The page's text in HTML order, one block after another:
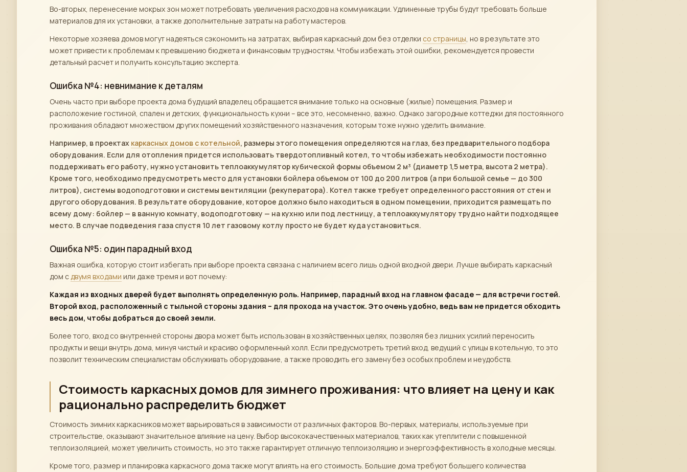
Во-вторых, перенесение мокрых зон может потребовать увеличения расходов на коммуникации. Удлиненные трубы будут требовать больше
материалов для их установки, а также дополнительные затраты на работу мастеров.
Некоторые хозяева домов могут надеяться сэкономить на затратах, выбирая каркасный дом без отделки со страницы, но в результате это
может привести к проблемам к превышению бюджета и финансовым трудностям. Чтобы избежать этой ошибки, рекомендуется провести
детальный расчет и получить консультацию эксперта.
Ошибка №4: невнимание к деталям
Очень часто при выборе проекта дома будущий владелец обращается внимание только на основные (жилые) помещения. Размер и
расположение гостиной, спален и детских, функциональность кухни – все это, несомненно, важно. Однако загородные коттеджи для постоянного
проживания обладают множеством других помещений хозяйственного назначения, которым тоже нужно уделить внимание.
Например, в проектах каркасных домов с котельной, размеры этого помещения определяются на глаз, без предварительного подбора
оборудования. Если для отопления придется использовать твердотопливный котел, то чтобы избежать необходимости постоянно
поддерживать его работу, нужно установить теплоаккумулятор кубической формы объемом 2 м³ (диаметр 1,5 метра, высота 2 метра).
Кроме того, необходимо предусмотреть место для установки бойлера объемом от 100 до 200 литров (а при большой семье — до 300
литров), системы водоподготовки и системы вентиляции (рекуператора). Котел также требует определенного расстояния от стен и
другого оборудования. В результате оборудование, которое должно было находиться в одном помещении, приходится размещать по
всему дому: бойлер — в ванную комнату, водоподготовку — на кухню или под лестницу, а теплоаккумулятору трудно найти подходящее
место. В случае подведения газа спустя 10 лет газовому котлу просто не будет куда установиться.
Ошибка №5: один парадный вход
Важная ошибка, которую стоит избегать при выборе проекта связана с наличием всего лишь одной входной двери. Лучше выбирать каркасный
дом сдвумя входами или даже тремя и вот почему:
Каждая из входных дверей будет выполнять определенную роль. Например, парадный вход на главном фасаде — для встречи гостей.
Второй вход, расположенный с тыльной стороны здания – для прохода на участок. Это очень удобно, ведь вам не придется обходить
весь дом, чтобы добраться до своей земли.
Более того, вход со внутренней стороны двора может быть использован в хозяйственных целях, позволяя без лишних усилий переносить
продукты и вещи внутрь дома, минуя чистый и красиво оформленный холл. Если предусмотреть третий вход, ведущий с улицы в котельную, то это
позволит техническим специалистам обслуживать оборудование, а также проводить его замену без особых проблем и неудобств.
Стоимость каркасных домов для зимнего проживания: что влияет на цену и как
рационально распределить бюджет
Стоимость зимних каркасников может варьироваться в зависимости от различных факторов. Во-первых, материалы, используемые при
строительстве, оказывают значительное влияние на цену. Выбор высококачественных материалов, таких как утеплители с повышенной
теплоизоляцией, может увеличить стоимость, но это также гарантирует отличную теплоизоляцию и энергоэффективность в холодные месяцы.
Кроме того, размер и планировка каркасного дома также могут влиять на его стоимость. Большие дома требуют большего количества